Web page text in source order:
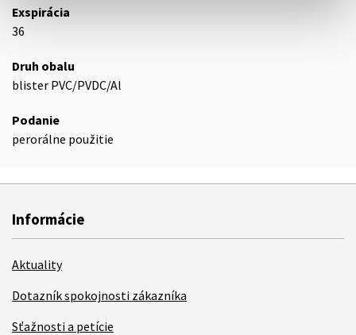
Exspirácia
36
Druh obalu
blister PVC/PVDC/Al
Podanie
perorálne použitie
Informácie
Aktuality
Dotazník spokojnosti zákazníka
Sťažnosti a petície